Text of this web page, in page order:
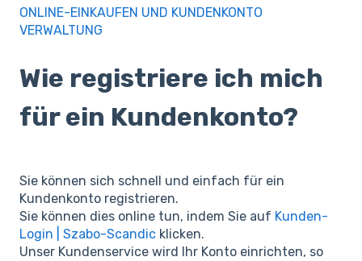
ONLINE-EINKAUFEN UND KUNDENKONTO
VERWALTUNG
Wie registriere ich mich
für ein Kundenkonto?
Sie können sich schnell und einfach für ein
Kundenkonto registrieren.
Sie können dies online tun, indem Sie auf Kunden-
Login | Szabo-Scandic klicken.
Unser Kundenservice wird Ihr Konto einrichten, so